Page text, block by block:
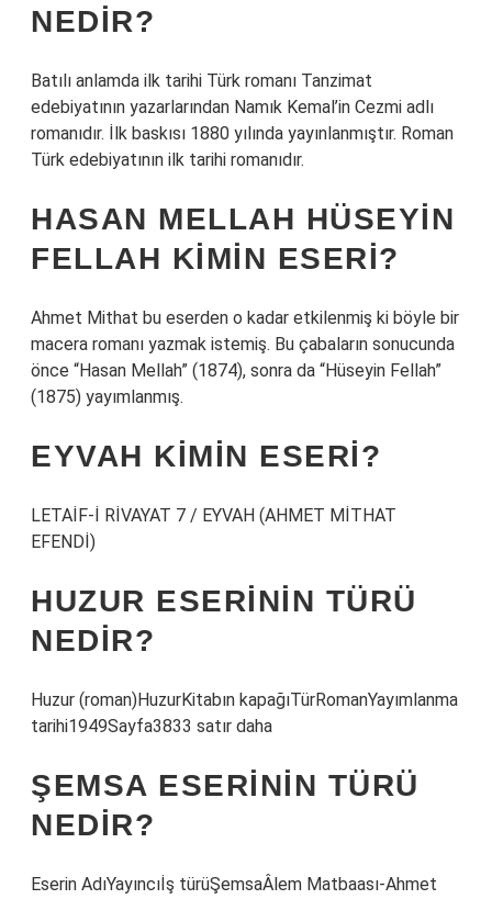
NEDIR?
Batılı anlamda ilk tarihi Türk romanı Tanzimat
edebiyatının yazarlarından Namık Kemal’in Cezmi adlı
romanıdır. İlk baskısı 1880 yılında yayınlanmıştır. Roman
Türk edebiyatının ilk tarihi romanıdır.
HASAN MELLAH HÜSEYIN
FELLAH KIMIN ESERI?
Ahmet Mithat bu eserden o kadar etkilenmiş ki böyle bir
macera romanı yazmak istemiş. Bu çabaların sonucunda
önce “Hasan Mellah” (1874), sonra da “Hüseyin Fellah”
(1875) yayımlanmış.
EYVAH KIMIN ESERI?
LETAİF-İ RİVAYAT 7 / EYVAH (AHMET MİTHAT
EFENDİ)
HUZUR ESERININ TÜRÜ
NEDIR?
Huzur (roman)HuzurKitabın kapağıTürRomanYayımlanma
tarihi1949Sayfa3833 satır daha
ŞEMSA ESERININ TÜRÜ
NEDIR?
Eserin AdıYayıncıİş türüŞemsaÂlem Matbaası-Ahmet